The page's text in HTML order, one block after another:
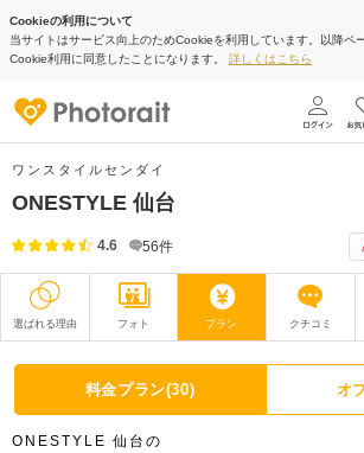
Cookieの利用について
当サイトはサービス向上のためCookieを利用しています。以降ペ
Cookie利用に同意したことになります。 詳しくはこちら
ワンスタイルセンダイ
ONESTYLE 仙台
4.6 56件
選ばれる理由 フォト プラン クチコミ
撮影レポート フォト
衣装 ムービ
料金プラン(30) オ
ONESTYLE 仙台の